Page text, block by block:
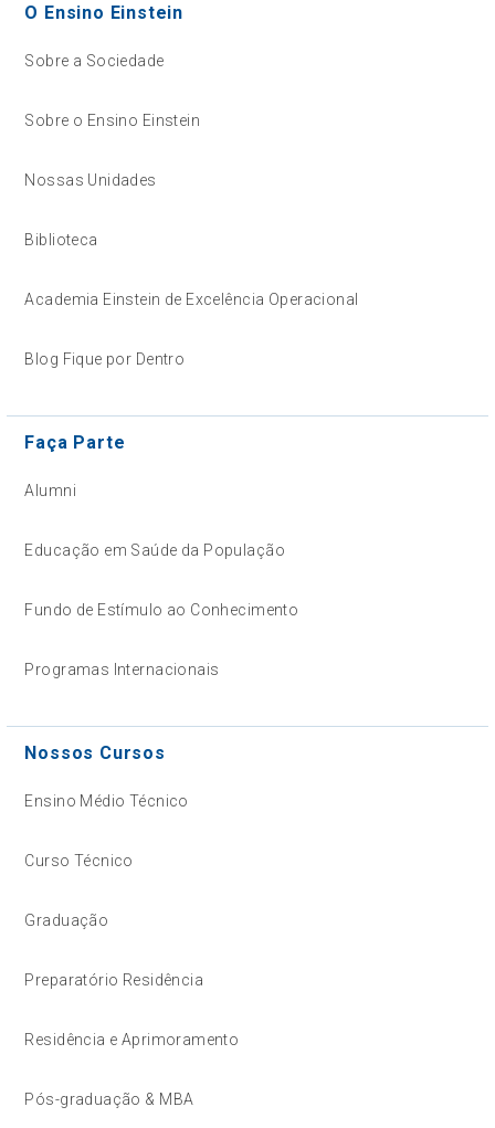
O Ensino Einstein
Sobre a Sociedade
Sobre o Ensino Einstein
Nossas Unidades
Biblioteca
Academia Einstein de Excelência Operacional
Blog Fique por Dentro
Faça Parte
Alumni
Educação em Saúde da População
Fundo de Estímulo ao Conhecimento
Programas Internacionais
Nossos Cursos
Ensino Médio Técnico
Curso Técnico
Graduação
Preparatório Residência
Residência e Aprimoramento
Pós-graduação & MBA